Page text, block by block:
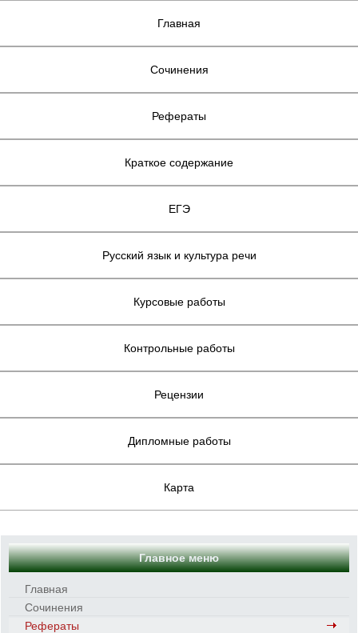
Главная
Сочинения
Рефераты
Краткое содержание
ЕГЭ
Русский язык и культура речи
Курсовые работы
Контрольные работы
Рецензии
Дипломные работы
Карта
Главное меню
Главная
Сочинения
Рефераты